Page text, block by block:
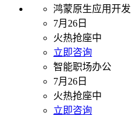
鸿蒙原生应用开发
7月26日
火热抢座中
立即咨询
智能职场办公
7月26日
火热抢座中
立即咨询